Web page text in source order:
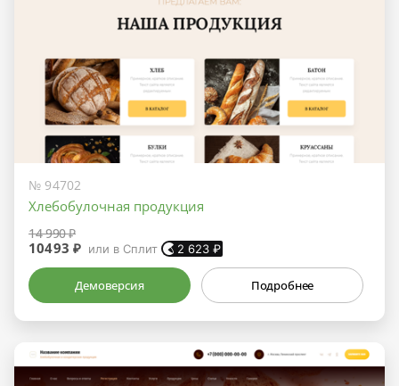
№ 94702
Хлебобулочная продукция
14 990 ₽
10493 ₽ или в Сплит 2 623 ₽
Демоверсия Подробнее